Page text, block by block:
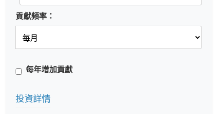
貢獻頻率：
每年增加貢獻
投資詳情